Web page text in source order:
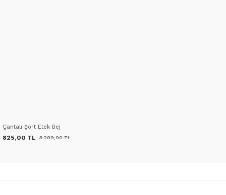
Çantalı Şort Etek Bej
825,00 TL 3.299,00 TL